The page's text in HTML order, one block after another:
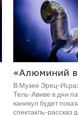
«Алюминий
В Музее Эрец-
Тель-Авиве в дни
каникул будет
спектакль-рассказ